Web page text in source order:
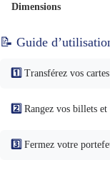
Dimensions
📝 Guide
1️⃣ Transférez vos
2️⃣ Rangez vos billets et
3️⃣ Fermez votre